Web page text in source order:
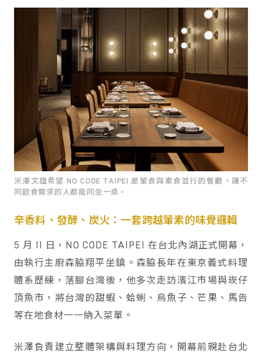
米澤文雄希望 NO CODE TAIPEI 是葷食與素食並行的餐廳，讓不
同飲食需求的人都能同坐一桌。
辛香料、發酵、炭火：一套跨越葷素的味覺邏輯
5 月 11 日，NO CODE TAIPEI 在台北內湖正式開幕，
由執行主廚森脇翔平坐鎮。森脇長年在東京義式料理
體系歷練，落腳台灣後，他多次走訪濱江市場與崁仔
頂魚市，將台灣的甜蝦、蛤蜊、烏魚子、芒果、馬告
等在地食材一一納入菜單。
米澤負責建立整體架構與料理方向，開幕前親赴台北